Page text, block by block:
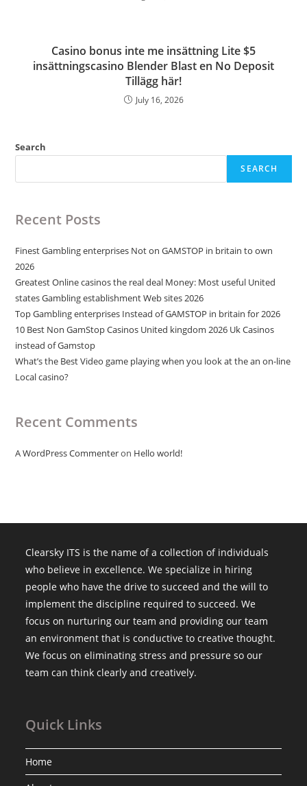
Casino bonus inte me insättning Lite $5
insättningscasino Blender Blast en No Deposit
Tillägg här!
July 16, 2026
Search
SEARCH
Recent Posts
Finest Gambling enterprises Not on GAMSTOP in britain to own
2026
Greatest Online casinos the real deal Money: Most useful United
states Gambling establishment Web sites 2026
Top Gambling enterprises Instead of GAMSTOP in britain for 2026
10 Best Non GamStop Casinos United kingdom 2026 Uk Casinos
instead of Gamstop
What’s the Best Video game playing when you look at the an on-line
Local casino?
Recent Comments
A WordPress Commenteron Hello world!
Clearsky ITS is the name of a collection of individuals
who believe in excellence. We specialize in hiring
people who have the drive to succeed and the will to
implement the discipline required to succeed. We
focus on nurturing our team and providing our team
an environment that is conductive to creative thought.
We focus on eliminating stress and pressure so our
team can think clearly and creatively.
Quick Links
Home